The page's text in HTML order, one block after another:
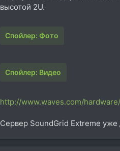
высотой 2U.
Спойлер: Фото
Спойлер: Видео
http://www.waves.com/
Сервер SoundGrid Extreme